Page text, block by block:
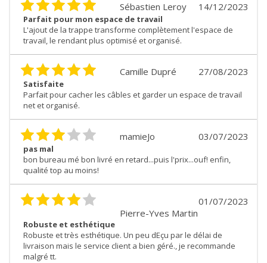
14/12/2023
Sébastien Leroy
Parfait pour mon espace de travail
L'ajout de la trappe transforme complètement l'espace de
travail, le rendant plus optimisé et organisé.
27/08/2023
Camille Dupré
Satisfaite
Parfait pour cacher les câbles et garder un espace de travail
net et organisé.
03/07/2023
mamieJo
pas mal
bon bureau mé bon livré en retard...puis l'prix...ouf! enfin,
qualité top au moins!
01/07/2023
Pierre-Yves Martin
Robuste et esthétique
Robuste et très esthétique. Un peu dEçu par le délai de
livraison mais le service client a bien géré., je recommande
malgré tt.